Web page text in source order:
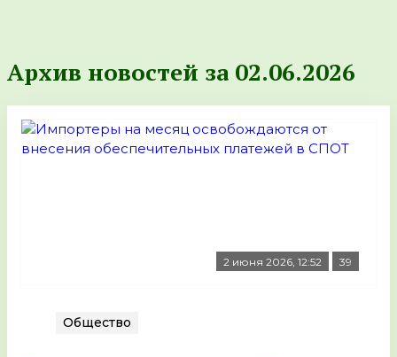
Архив новостей за 02.06.2026
2 июня 2026, 12:52 39
Общество